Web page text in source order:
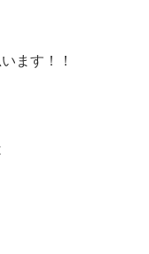
ます！！